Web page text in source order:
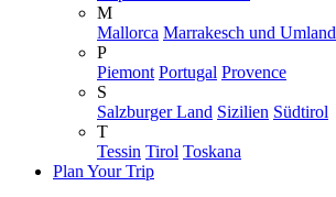
M
Mallorca Marrakesch und Umland
P
Piemont Portugal Provence
S
Salzburger Land Sizilien Südtirol
T
Tessin Tirol Toskana
Plan Your Trip